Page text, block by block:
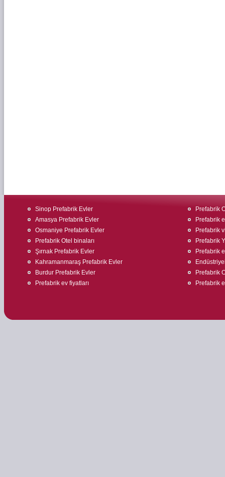
Sinop Prefabrik Evler
Amasya Prefabrik Evler
Osmaniye Prefabrik Evler
Prefabrik Otel binaları
Şırnak Prefabrik Evler
Kahramanmaraş Prefabrik Evler
Burdur Prefabrik Evler
Prefabrik ev fiyatları
Prefabrik
Prefabrik
Prefabrik
Prefabrik
Prefabrik
Prefabrik
Prefabrik